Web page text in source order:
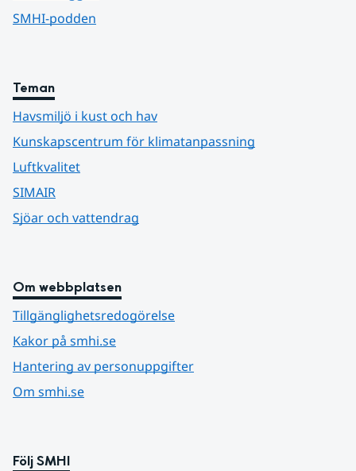
SMHI-podden
Teman
Havsmiljö i kust och hav
Kunskapscentrum för klimatanpassning
Luftkvalitet
SIMAIR
Sjöar och vattendrag
Om webbplatsen
Tillgänglighetsredogörelse
Kakor på smhi.se
Hantering av personuppgifter
Om smhi.se
Följ SMHI